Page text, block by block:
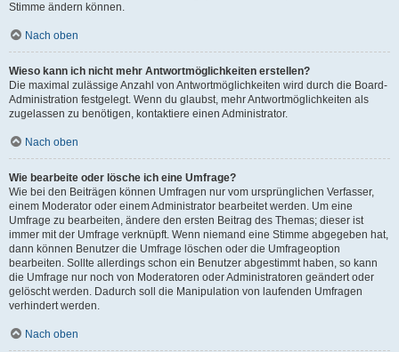
Stimme ändern können.
Nach oben
Wieso kann ich nicht mehr Antwortmöglichkeiten erstellen?
Die maximal zulässige Anzahl von Antwortmöglichkeiten wird durch die Board-
Administration festgelegt. Wenn du glaubst, mehr Antwortmöglichkeiten als
zugelassen zu benötigen, kontaktiere einen Administrator.
Nach oben
Wie bearbeite oder lösche ich eine Umfrage?
Wie bei den Beiträgen können Umfragen nur vom ursprünglichen Verfasser,
einem Moderator oder einem Administrator bearbeitet werden. Um eine
Umfrage zu bearbeiten, ändere den ersten Beitrag des Themas; dieser ist
immer mit der Umfrage verknüpft. Wenn niemand eine Stimme abgegeben hat,
dann können Benutzer die Umfrage löschen oder die Umfrageoption
bearbeiten. Sollte allerdings schon ein Benutzer abgestimmt haben, so kann
die Umfrage nur noch von Moderatoren oder Administratoren geändert oder
gelöscht werden. Dadurch soll die Manipulation von laufenden Umfragen
verhindert werden.
Nach oben